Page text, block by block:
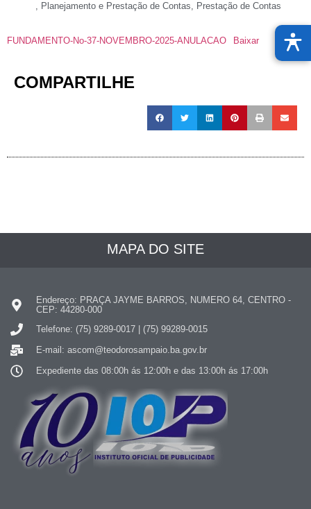
, Planejamento e Prestação de Contas, Prestação de Contas
FUNDAMENTO-No-37-NOVEMBRO-2025-ANULACAO Baixar
COMPARTILHE
MAPA DO SITE
Endereço: PRAÇA JAYME BARROS, NUMERO 64, CENTRO -
CEP: 44280-000
Telefone: (75) 9289-0017 | (75) 99289-0015
E-mail: ascom@teodorosampaio.ba.gov.br
Expediente das 08:00h ás 12:00h e das 13:00h ás 17:00h